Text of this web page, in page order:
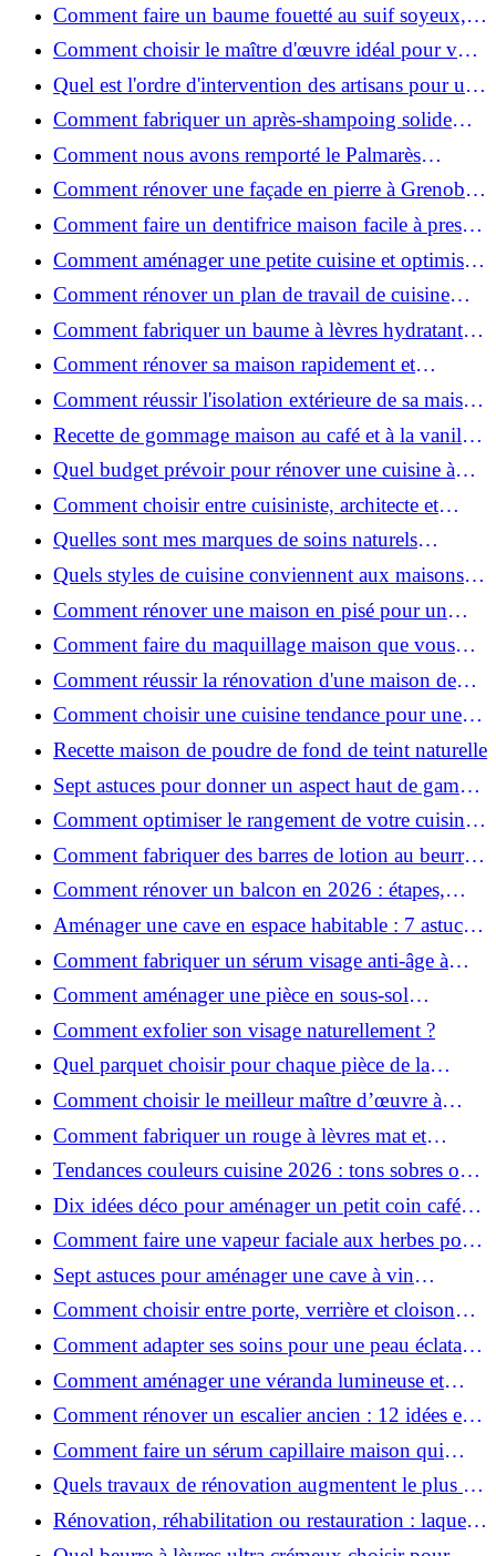
Comment faire un baume fouetté au suif soyeux,
fait maison ?
Comment choisir le maître d'œuvre idéal pour vos
travaux de rénovation ?
Quel est l'ordre d'intervention des artisans pour une
rénovation ?
Comment fabriquer un après-shampoing solide
naturel pour cheveux ?
Comment nous avons remporté le Palmarès
(Ré)HABITER 2025 : les coulisses du projet primé
?
Comment rénover une façade en pierre à Grenoble
: techniques, coûts et conseils
Comment faire un dentifrice maison facile à presser
?
Comment aménager une petite cuisine et optimiser
chaque centimètre carré ?
Comment rénover un plan de travail de cuisine
facilement : guide étape par étape
Comment fabriquer un baume à lèvres hydratant et
naturel au suif ?
Comment rénover sa maison rapidement et
efficacement ?
Comment réussir l'isolation extérieure de sa maison
pour une rénovation performante et durable ?
Recette de gommage maison au café et à la vanille
pour une peau douce
Quel budget prévoir pour rénover une cuisine à
Voiron en 2026 : coûts et aides locales ?
Comment choisir entre cuisiniste, architecte et
contractant général à Voiron ?
Quelles sont mes marques de soins naturels
préférées ?
Quels styles de cuisine conviennent aux maisons et
appartements du Voironnais ?
Comment rénover une maison en pisé pour un
habitat sain et performant ?
Comment faire du maquillage maison que vous
utiliserez vraiment ?
Comment réussir la rénovation d'une maison de
ville en 2026 ?
Comment choisir une cuisine tendance pour une
rénovation en 2026 ?
Recette maison de poudre de fond de teint naturelle
Sept astuces pour donner un aspect haut de gamme
à votre cuisine
Comment optimiser le rangement de votre cuisine
et gagner de la place ?
Comment fabriquer des barres de lotion au beurre
de karité ?
Comment rénover un balcon en 2026 : étapes,
budget et matériaux ?
Aménager une cave en espace habitable : 7 astuces
essentielles
Comment fabriquer un sérum visage anti-âge à
l'huile de rose musquée ?
Comment aménager une pièce en sous-sol
efficacement ?
Comment exfolier son visage naturellement ?
Quel parquet choisir pour chaque pièce de la
maison ?
Comment choisir le meilleur maître d’œuvre à
Grenoble en 2026 ?
Comment fabriquer un rouge à lèvres mat et
hydratant fait maison ?
Tendances couleurs cuisine 2026 : tons sobres ou
colorés, que choisir ?
Dix idées déco pour aménager un petit coin café
chez soi
Comment faire une vapeur faciale aux herbes pour
une peau plus saine et rajeunie ?
Sept astuces pour aménager une cave à vin
naturelle chez soi
Comment choisir entre porte, verrière et cloison
coulissante pour séparer vos pièces ?
Comment adapter ses soins pour une peau éclatante
en hiver ?
Comment aménager une véranda lumineuse et
conviviale : 12 idées déco
Comment rénover un escalier ancien : 12 idées et
astuces faciles pas à pas
Comment faire un sérum capillaire maison qui
stimule réellement la pousse des cheveux ?
Quels travaux de rénovation augmentent le plus la
valeur d'une maison pour la revente ?
Rénovation, réhabilitation ou restauration : laquelle
convient le mieux à mon logement ?